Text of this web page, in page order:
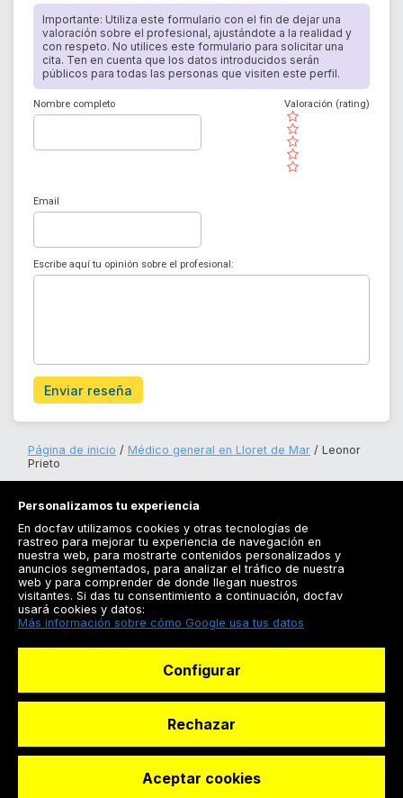
Importante: Utiliza este formulario con el fin de dejar una
valoración sobre el profesional, ajustándote a la realidad y
con respeto. No utilices este formulario para solicitar una
cita. Ten en cuenta que los datos introducidos serán
públicos para todas las personas que visiten este perfil.
Nombre completo
( )
( )
( )
( )
( )
Valoración (rating)
Email
Escribe aquí tu opinión sobre el profesional:
Enviar reseña
Página de inicio Médico general en Lloret de Mar
Leonor
Prieto
Registrarse
Docfav
© Dashboard Technologies S.L
Personalizamos tu experiencia
En docfav utilizamos cookies y otras tecnologías de
rastreo para mejorar tu experiencia de navegación en
nuestra web, para mostrarte contenidos personalizados y
anuncios segmentados, para analizar el tráfico de nuestra
web y para comprender de donde llegan nuestros
visitantes. Si das tu consentimiento a continuación, docfav
usará cookies y datos:
Más información sobre cómo Google usa tus datos
Configurar
Rechazar
Aceptar cookies